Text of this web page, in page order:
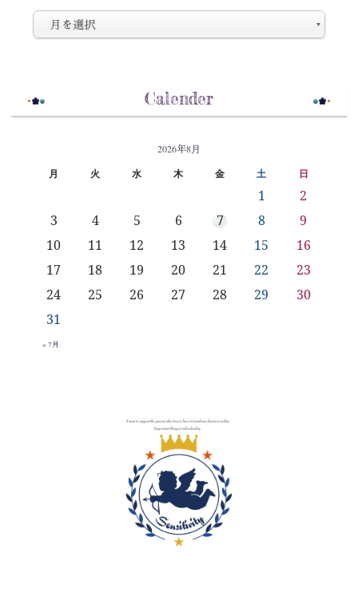
Calender
2026年8月
月 火 水 木 金 土 日
1
2
3
4 5 6 7 8
9
10
11 12 13 14 15
16
17
18 19 20 21 22
23
24
25 26 27 28 29
30
31
« 7月